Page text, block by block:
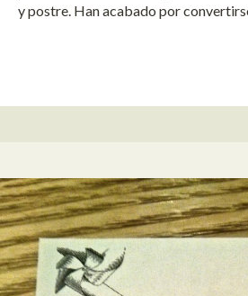
y postre. Han acabado por